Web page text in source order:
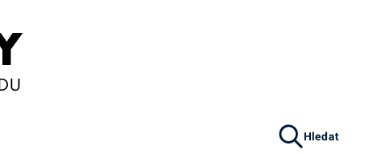
Hledat